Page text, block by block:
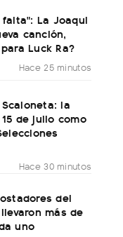
La Joaqui
canción,
Luck Ra?
Hace 25 minutos
la
de julio como
Hace 30 minutos
del
más de
uno